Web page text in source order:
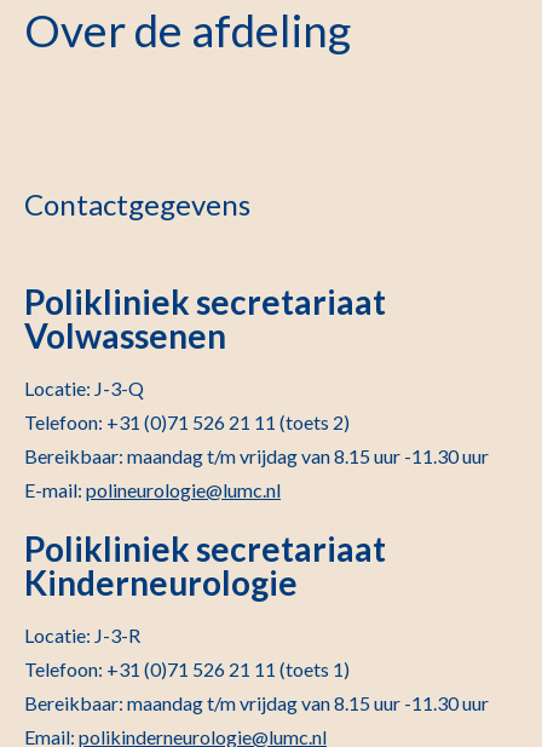
Over de afdeling
Contactgegevens
Polikliniek secretariaat
Volwassenen
Locatie: J-3-Q
Telefoon: +31 (0)71 526 21 11 (toets 2)
Bereikbaar: maandag t/m vrijdag van 8.15 uur -11.30 uur
E-mail: polineurologie@lumc.nl
Polikliniek secretariaat
Kinderneurologie
Locatie: J-3-R
Telefoon: +31 (0)71 526 21 11 (toets 1)
Bereikbaar: maandag t/m vrijdag van 8.15 uur -11.30 uur
Email: polikinderneurologie@lumc.nl